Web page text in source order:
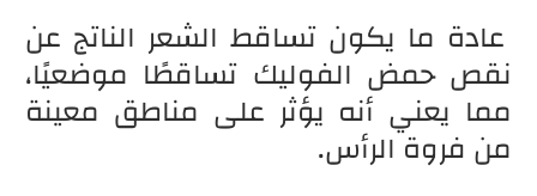
عادة ما يكون تساقط الشعر الناتج عن
نقص حمض الفوليك تساقطًا موضعيًا،
مما يعني أنه يؤثر على مناطق معينة
من فروة الرأس.